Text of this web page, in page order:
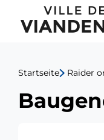
Laure
Startseite Raider